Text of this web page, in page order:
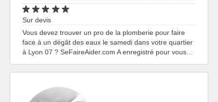
Sur devis
Vous devez trouver un pro de la plomberie pour faire
face à un dégât des eaux le samedi dans votre quartier
à Lyon 07 ? SeFaireAider.com A enregistré pour vous…